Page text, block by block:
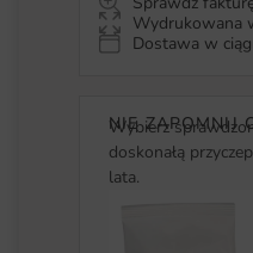
Wydrukowana
Dostawa w
NIE ZAPOMNIJ
Wybierz
doskonałą
lata.